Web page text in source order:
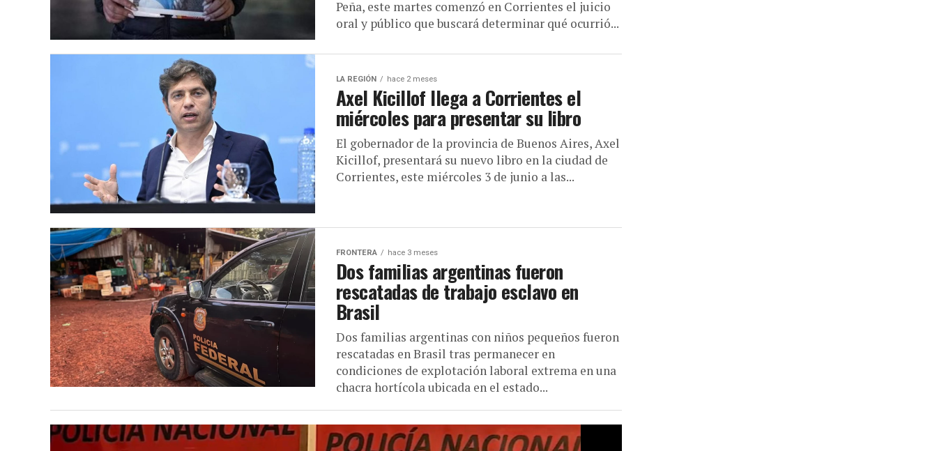
Peña, este martes comenzó en Corrientes el juicio
oral y público que buscará determinar qué ocurrió...
LA REGIÓN hace 2 meses
Axel Kicillof llega a Corrientes el
miércoles para presentar su libro
El gobernador de la provincia de Buenos Aires, Axel
Kicillof, presentará su nuevo libro en la ciudad de
Corrientes, este miércoles 3 de junio a las...
FRONTERA hace 3 meses
Dos familias argentinas fueron
rescatadas de trabajo esclavo en
Brasil
Dos familias argentinas con niños pequeños fueron
rescatadas en Brasil tras permanecer en
condiciones de explotación laboral extrema en una
chacra hortícola ubicada en el estado...